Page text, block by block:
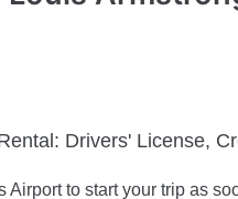
Drivers' License,
to start your trip as